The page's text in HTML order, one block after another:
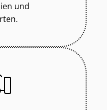
und